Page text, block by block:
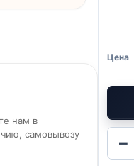
−
нам в
самовывозу